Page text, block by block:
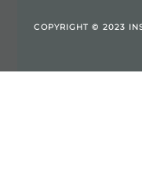
COPYRIGHT © 2023